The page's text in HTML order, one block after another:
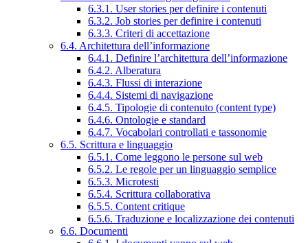
6.3.1. User stories per definire i contenuti
6.3.2. Job stories per definire i contenuti
6.3.3. Criteri di accettazione
6.4. Architettura dell’informazione
6.4.1. Definire l’architettura dell’informazione
6.4.2. Alberatura
6.4.3. Flussi di interazione
6.4.4. Sistemi di navigazione
6.4.5. Tipologie di contenuto (content type)
6.4.6. Ontologie e standard
6.4.7. Vocabolari controllati e tassonomie
6.5. Scrittura e linguaggio
6.5.1. Come leggono le persone sul web
6.5.2. Le regole per un linguaggio semplice
6.5.3. Microtesti
6.5.4. Scrittura collaborativa
6.5.5. Content critique
6.5.6. Traduzione e localizzazione dei contenuti
6.6. Documenti